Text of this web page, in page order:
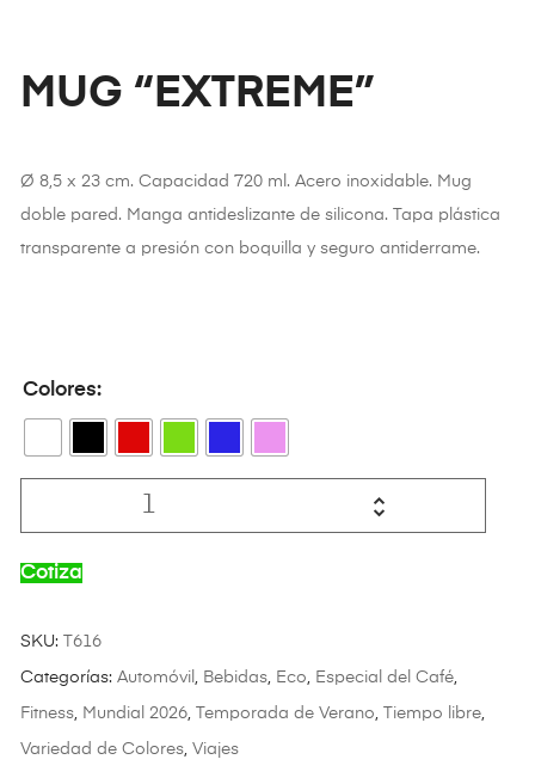
MUG “EXTREME”
Ø 8,5 x 23 cm. Capacidad 720 ml. Acero inoxidable. Mug
doble pared. Manga antideslizante de silicona. Tapa plástica
transparente a presión con boquilla y seguro antiderrame.
Colores
Cotiza
SKU: T616
Categorías: Automóvil Bebidas, Eco Especial del Café,
Fitness, Mundial 2026, Temporada de Verano Tiempo libre,
Variedad de Colores, Viajes